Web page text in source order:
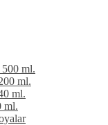
ml.
ml.
ml.
ml.